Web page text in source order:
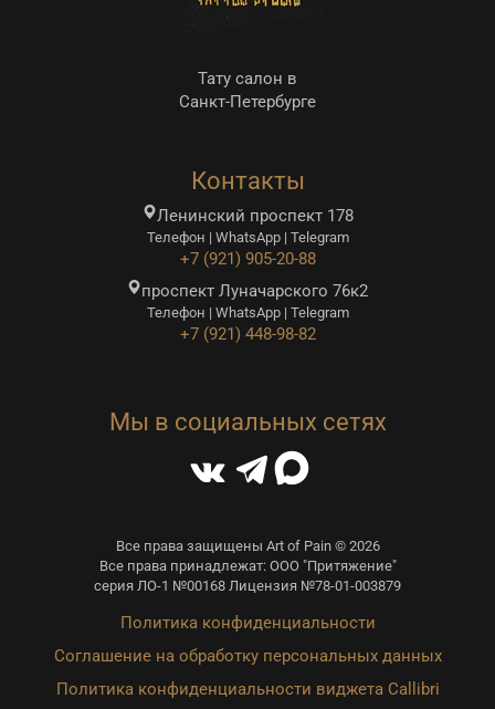
Тату салон в
Санкт-Петербурге
Контакты
Ленинский проспект 178
Телефон | WhatsApp | Telegram
+7 (921) 905-20-88
проспект Луначарского 76к2
Телефон | WhatsApp | Telegram
+7 (921) 448-98-82
Мы в социальных сетях
Все права защищены Art of Pain © 2026
Все права принадлежат: ООО "Притяжение"
серия ЛО-1 №00168 Лицензия №78-01-003879
Политика конфиденциальности
Соглашение на обработку персональных данных
Политика конфиденциальности виджета Callibri